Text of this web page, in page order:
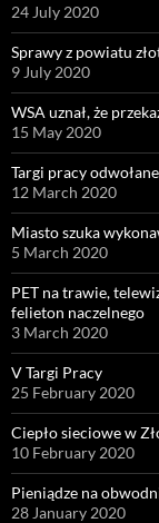
24 July 2020
Sprawy z powiatu
9 July 2020
WSA uznał, że
15 May 2020
Targi pracy odwołane
12 March 2020
Miasto szuka
5 March 2020
PET na trawie,
felieton naczelnego
3 March 2020
V Targi Pracy
25 February 2020
Ciepło sieciowe w
10 February 2020
Pieniądze na
28 January 2020